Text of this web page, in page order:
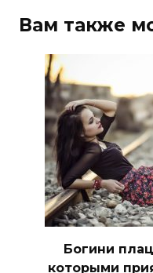
Вам также
Богини
которыми